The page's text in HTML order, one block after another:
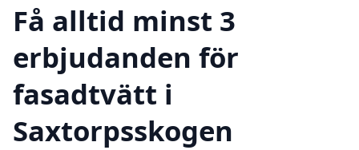
Få alltid minst 3
erbjudanden för
fasadtvätt i
Saxtorpsskogen